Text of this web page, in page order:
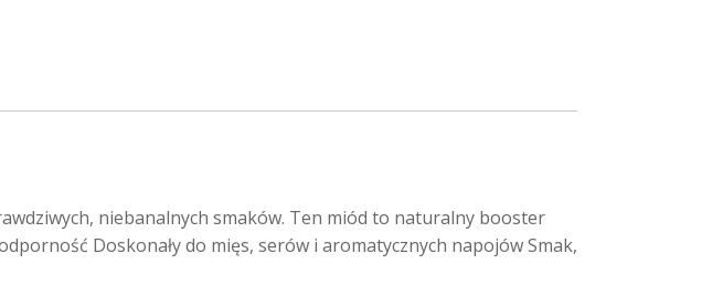
niebanalnych smaków. Ten miód to naturalny booster
Doskonały do mięs, serów i aromatycznych napojów Smak,